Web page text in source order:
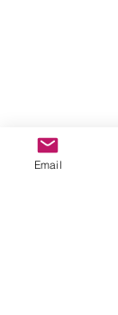
Email